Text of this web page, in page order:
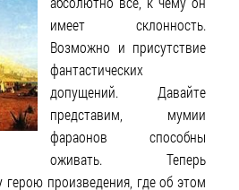
имеет склонность.
Возможно и присутствие
фантастических
допущений. Давайте
представим, мумии
фараонов способны
оживать. Теперь
герою произведения, где об этом